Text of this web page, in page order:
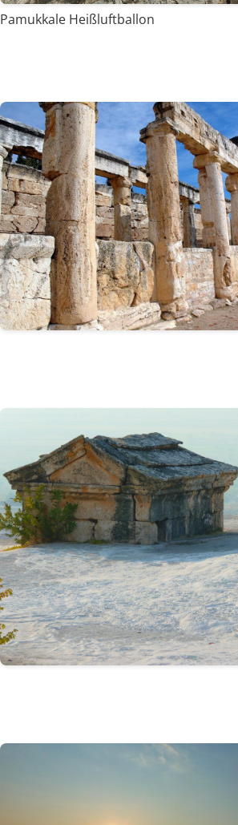
Pamukkale Heißluftballon